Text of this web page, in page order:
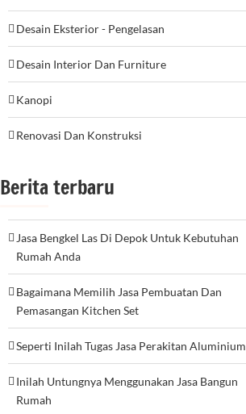
Desain Eksterior - Pengelasan
Desain Interior Dan Furniture
Kanopi
Renovasi Dan Konstruksi
Berita terbaru
Jasa Bengkel Las Di Depok Untuk Kebutuhan
Rumah Anda
Bagaimana Memilih Jasa Pembuatan Dan
Pemasangan Kitchen Set
Seperti Inilah Tugas Jasa Perakitan Aluminium
Inilah Untungnya Menggunakan Jasa Bangun
Rumah